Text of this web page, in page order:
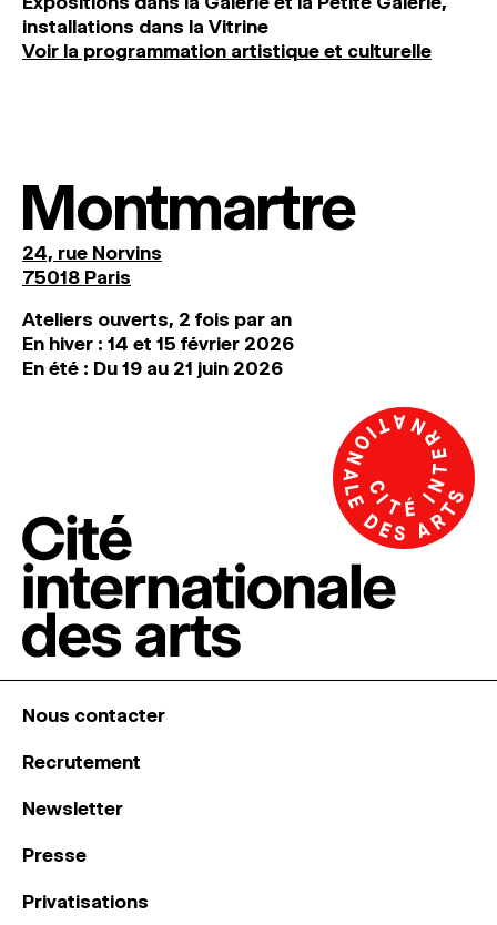
installations dans la Vitrine
Voir la programmation artistique et culturelle
Montmartre
24, rue Norvins
75018 Paris
Ateliers ouverts, 2 fois par an
En hiver : 14 et 15 février 2026
En été : Du 19 au 21 juin 2026
Nous contacter
Recrutement
Newsletter
Presse
Privatisations